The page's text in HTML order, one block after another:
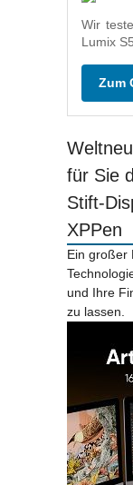
Wir
Lumix
Zum
für Sie
Stift-
XPPen
Ein großer
und Ihre
zu lassen.